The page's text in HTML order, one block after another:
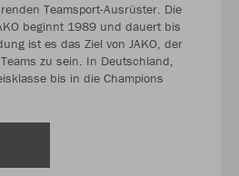
Teamsport-Ausrüster. Die
beginnt 1989 und dauert bis
ist es das Ziel von JAKO, der
zu sein. In Deutschland,
bis in die Champions